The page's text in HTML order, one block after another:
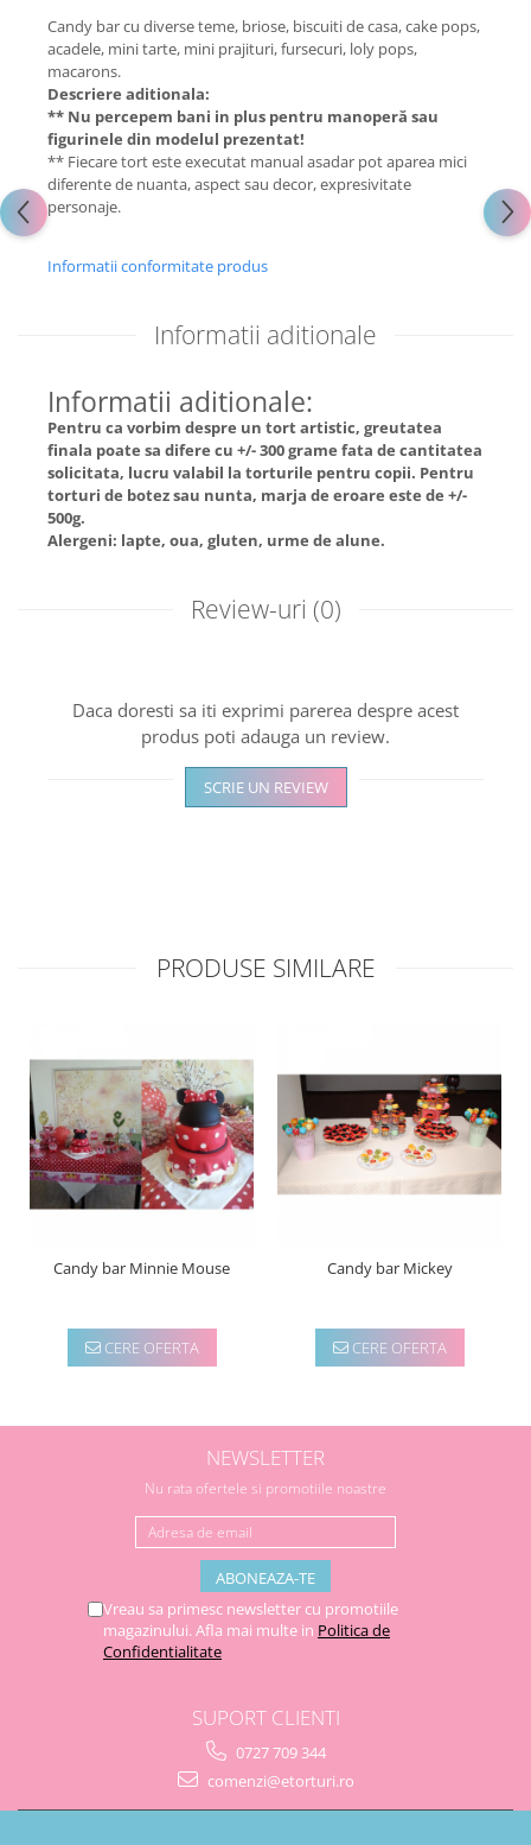
Candy bar cu diverse teme, briose, biscuiti de casa, cake pops,
acadele, mini tarte, mini prajituri, fursecuri, loly pops,
macarons.
Descriere aditionala:
** Nu percepem bani in plus pentru manoperă sau
figurinele din modelul prezentat!
** Fiecare tort este executat manual asadar pot aparea mici
diferente de nuanta, aspect sau decor, expresivitate
personaje.
Informatii conformitate produs
Informatii aditionale
Informatii aditionale:
Pentru ca vorbim despre un tort artistic, greutatea
finala poate sa difere cu +/- 300 grame fata de cantitatea
solicitata, lucru valabil la torturile pentru copii. Pentru
torturi de botez sau nunta, marja de eroare este de +/-
500g.
Alergeni: lapte, oua, gluten, urme de alune.
Review-uri (0)
Daca doresti sa iti exprimi parerea despre acest
produs poti adauga un review.
SCRIE UN REVIEW
PRODUSE SIMILARE
Candy bar Minnie Mouse
CERE OFERTA
Candy bar Mickey
CERE OFERTA
NEWSLETTER
Nu rata ofertele si promotiile noastre
Vreau sa primesc newsletter cu promotiile
magazinului. Afla mai multe in Politica de
Confidentialitate
SUPORT CLIENTI
0727 709 344
comenzi@etorturi.ro